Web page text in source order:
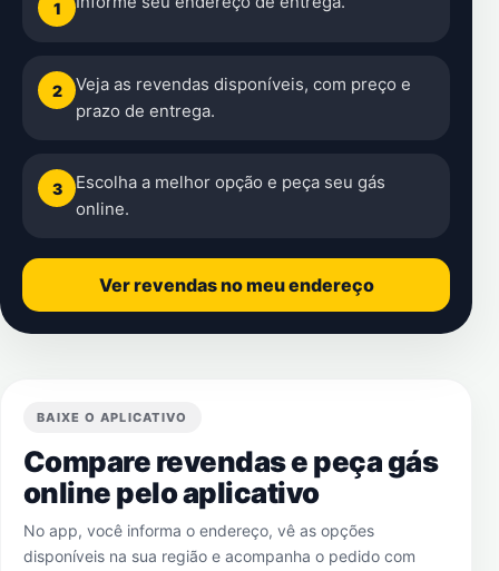
1
2
Veja as revendas disponíveis, com preço e
prazo de entrega.
3
Escolha a melhor opção e peça seu gás
online.
Ver revendas no meu endereço
BAIXE O APLICATIVO
Compare revendas e peça gás
online pelo aplicativo
No app, você informa o endereço, vê as opções
disponíveis na sua região e acompanha o pedido com